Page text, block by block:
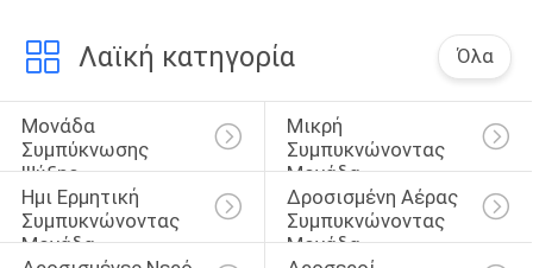
Λαϊκή κατηγορία Όλα
Μονάδα
Συμπύκνωσης
Ψύξης
Μικρή
Συμπυκνώνοντας
Μονάδα
Ημι Ερμητική
Συμπυκνώνοντας
Μονάδα
Δροσισμένη Αέρας
Συμπυκνώνοντας
Μονάδα